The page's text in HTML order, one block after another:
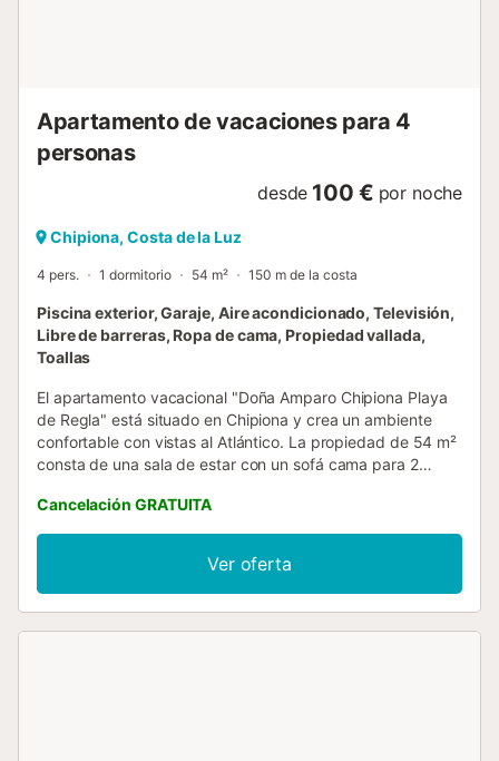
Apartamento de vacaciones para 4
personas
desde 100 € por noche
Chipiona, Costa de la Luz
4 pers. 1 dormitorio 54 m² 150 m de la costa
Piscina exterior, Garaje, Aire acondicionado, Televisión,
Libre de barreras, Ropa de cama, Propiedad vallada,
Toallas
El apartamento vacacional "Doña Amparo Chipiona Playa
de Regla" está situado en Chipiona y crea un ambiente
confortable con vistas al Atlántico. La propiedad de 54 m²
consta de una sala de estar con un sofá cama para 2
y tiene capacidad para 4 personas. Los servicios y
comodidades adicionales incluyen televisión, aire
acondicionado, ventilador y lavadora. También hay una
cuna disponible. Este apartamento ofrece una terraza
cubierta privada amueblada. También hay una zona
Cancelación GRATUITA
Ver oferta